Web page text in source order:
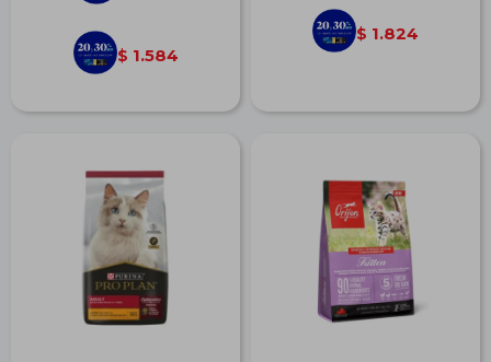
$ 1.584
$ 1.824